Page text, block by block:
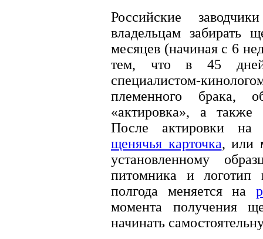
Российские
владельцам забирать
месяцев (начиная с 6
тем, что в 45 дней
специалистом-
племенного брака,
«актировка», а также
После актировки на
щенячья карточка, или
установленному
питомника и логотип
полгода меняется на
момента получения
начинать